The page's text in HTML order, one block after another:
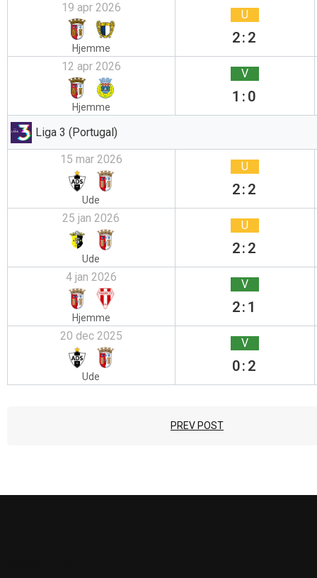
19 apr 2026
Hjemme
U
2:2
12 apr 2026
Hjemme
V
1:0
Liga 3 (Portugal)
15 mar 2026
Ude
U
2:2
25 jan 2026
Ude
U
2:2
4 jan 2026
Hjemme
V
2:1
20 dec 2025
Ude
V
0:2
PREV POST